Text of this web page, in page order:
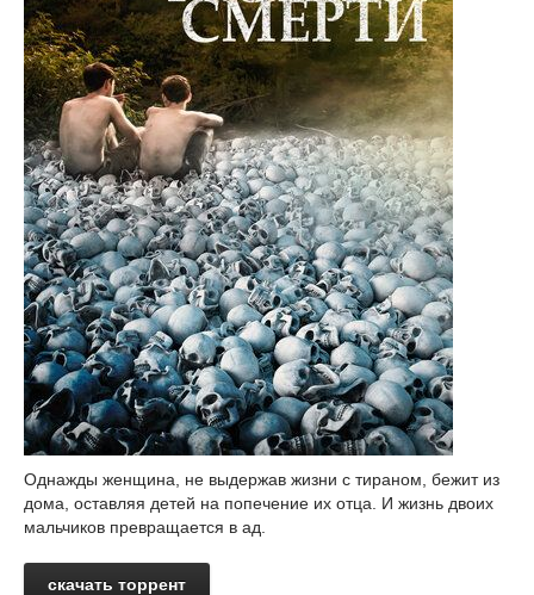
Однажды женщина, не выдержав жизни с тираном, бежит из
дома, оставляя детей на попечение их отца. И жизнь двоих
мальчиков превращается в ад.
скачать торрент